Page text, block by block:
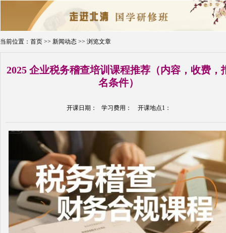
新闻动态
当前位置： 首页 >> 新闻动态 >> 浏览文章
2025 企业税务稽查培训课程推荐（内容，收费，
名条件）
开课日期： 学习费用： 开课地点1：